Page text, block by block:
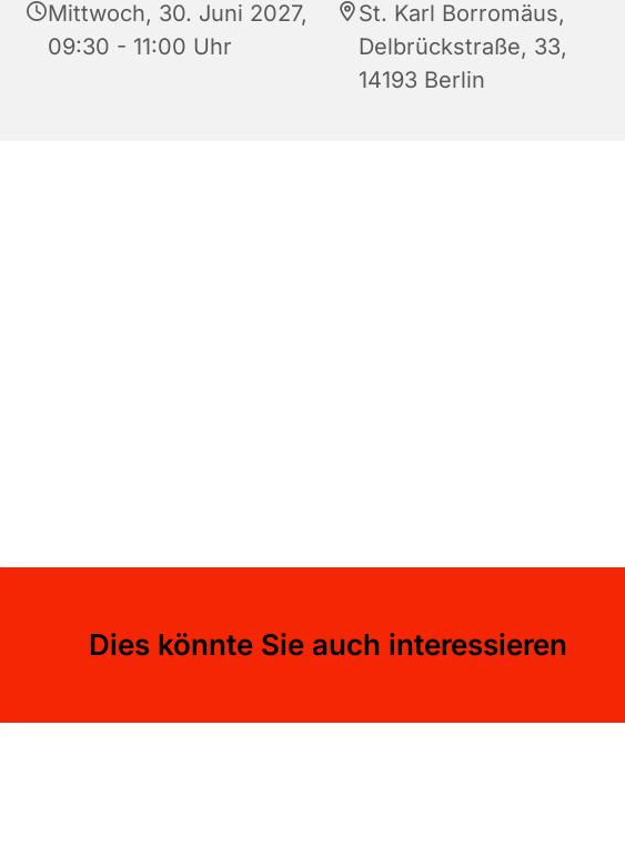
Mittwoch, 30. Juni 2027,
09:30 - 11:00 Uhr
St. Karl Borromäus,
Delbrückstraße, 33,
14193 Berlin
Dies könnte Sie auch interessieren